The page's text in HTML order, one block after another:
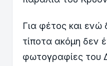
Για φέτος και ενώ
τίποτα ακόμη δεν
φωτογραφίες του